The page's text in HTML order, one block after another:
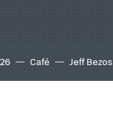
Café Jeff Bezos